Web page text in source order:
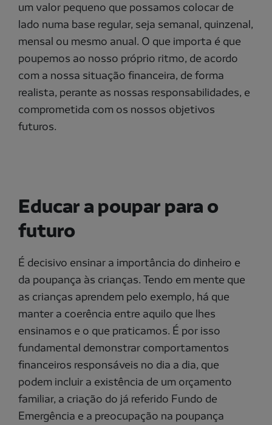
um valor pequeno que possamos colocar de
lado numa base regular, seja semanal, quinzenal,
mensal ou mesmo anual. O que importa é que
poupemos ao nosso próprio ritmo, de acordo
com a nossa situação financeira, de forma
realista, perante as nossas responsabilidades, e
comprometida com os nossos objetivos
futuros.
Educar a poupar para o
futuro
É decisivo ensinar a importância do dinheiro e
da poupança às crianças. Tendo em mente que
as crianças aprendem pelo exemplo, há que
manter a coerência entre aquilo que lhes
ensinamos e o que praticamos. É por isso
fundamental demonstrar comportamentos
financeiros responsáveis no dia a dia, que
podem incluir a existência de um orçamento
familiar, a criação do já referido Fundo de
Emergência e a preocupação na poupança